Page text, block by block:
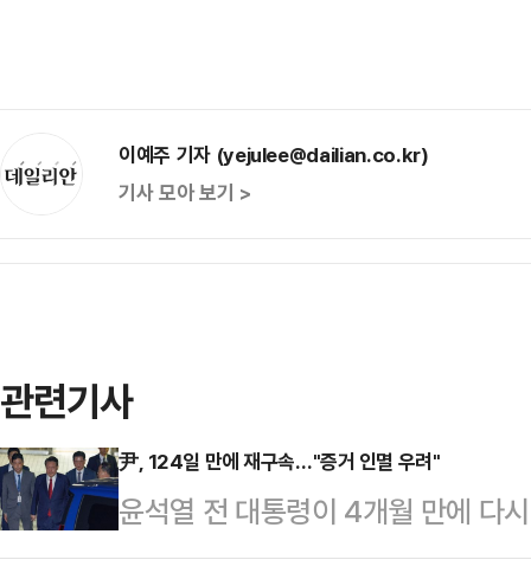
이예주 기자 (yejulee@dailian.co.kr)
기사 모아 보기 >
관련기사
尹, 124일 만에 재구속…"증거 인멸 우려"
윤석열 전 대통령이 4개월 만에 다
조은석 내란 특별검사(특검)팀의